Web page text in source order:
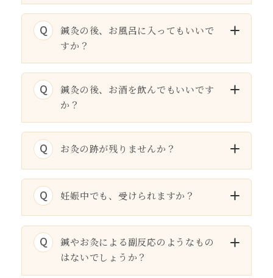
Q
鍼灸の後、お風呂に入ってもいいで
すか？
Q
鍼灸の後、お酒を飲んでもいいです
か？
Q お灸の跡が残りませんか？
Q 妊娠中でも、受けられますか？
Q
鍼やお灸による副反応のようなもの
はないでしょうか？